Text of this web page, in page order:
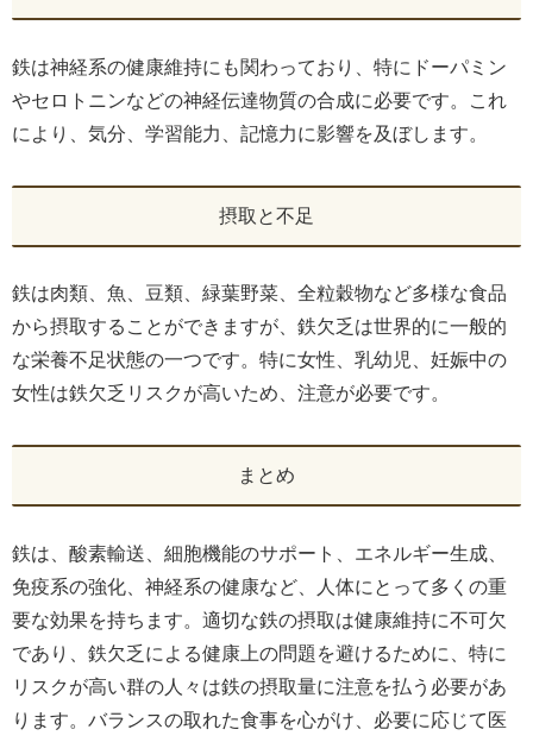
鉄は神経系の健康維持にも関わっており、特にドーパミン
やセロトニンなどの神経伝達物質の合成に必要です。これ
により、気分、学習能力、記憶力に影響を及ぼします。
摂取と不足
鉄は肉類、魚、豆類、緑葉野菜、全粒穀物など多様な食品
から摂取することができますが、鉄欠乏は世界的に一般的
な栄養不足状態の一つです。特に女性、乳幼児、妊娠中の
女性は鉄欠乏リスクが高いため、注意が必要です。
まとめ
鉄は、酸素輸送、細胞機能のサポート、エネルギー生成、
免疫系の強化、神経系の健康など、人体にとって多くの重
要な効果を持ちます。適切な鉄の摂取は健康維持に不可欠
であり、鉄欠乏による健康上の問題を避けるために、特に
リスクが高い群の人々は鉄の摂取量に注意を払う必要があ
ります。バランスの取れた食事を心がけ、必要に応じて医